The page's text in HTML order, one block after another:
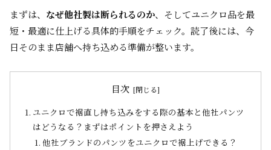
まずは、 なぜ他社製は断られるのか、そしてユニクロ品を最
短・最適に仕上げる具体的手順をチェック。読了後には、今
日そのまま店舗へ持ち込める準備が整います。
目次
ユニクロで裾直し持ち込みをする際の基本と他社パンツ
はどうなる？まずはポイントを押さえよう
他社ブランドのパンツをユニクロで裾上げできる？